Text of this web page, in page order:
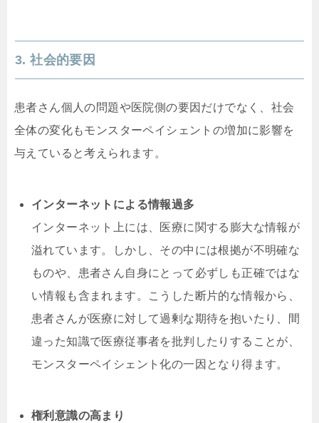
3. 社会的要因
患者さん個人の問題や医院側の要因だけでなく、社会
全体の変化もモンスターペイシェントの増加に影響を
与えていると考えられます。
インターネットによる情報過多
インターネット上には、医療に関する膨大な情報が
溢れています。しかし、その中には根拠が不明確な
ものや、患者さん自身にとって必ずしも正確ではな
い情報も含まれます。こうした断片的な情報から、
患者さんが医療に対して過剰な期待を抱いたり、間
違った知識で医療従事者を批判したりすることが、
モンスターペイシェント化の一因となり得ます。
権利意識の高まり